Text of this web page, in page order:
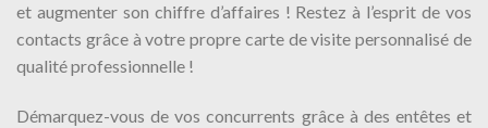
et augmenter son chiffre d’affaires ! Restez à l’esprit de vos
contacts grâce à votre propre carte de visite personnalisé de
qualité professionnelle !
Démarquez-vous de vos concurrents grâce à des entêtes et